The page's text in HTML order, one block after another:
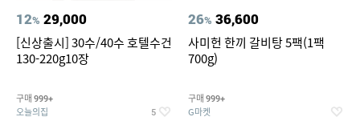
12% 29,000
[신상출시] 30수/40수 호텔수건
130-220g10장
구매 999+
오늘의집 5
26% 36,600
사미헌 한끼 갈비탕 5팩(1팩
700g)
구매 999+
G마켓